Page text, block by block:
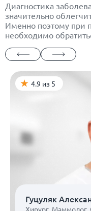
Диагностика
значительно
Именно поэтому при
необходимо
4.9 из 5
Гуцуляк
Хирург, Маммолог,